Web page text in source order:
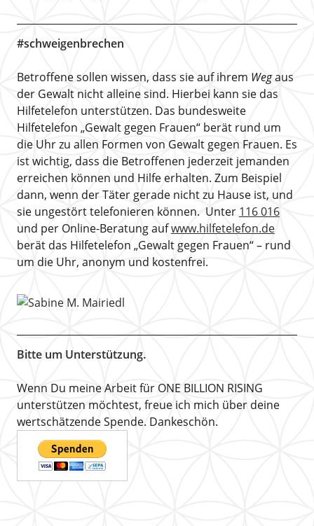
#schweigenbrechen
Betroffene sollen wissen, dass sie auf ihrem Wegaus
der Gewalt nicht alleine sind. Hierbei kann sie das
Hilfetelefon unterstützen. Das bundesweite
Hilfetelefon „Gewalt gegen Frauen“ berät rund um
die Uhr zu allen Formen von Gewalt gegen Frauen. Es
ist wichtig, dass die Betroffenen jederzeit jemanden
erreichen können und Hilfe erhalten. Zum Beispiel
dann, wenn der Täter gerade nicht zu Hause ist, und
sie ungestört telefonieren können. Unter 116 016
und per Online-Beratung aufwww.hilfetelefon.de
berät das Hilfetelefon „Gewalt gegen Frauen“ – rund
um die Uhr, anonym und kostenfrei.
Bitte um Unterstützung.
Wenn Du meine Arbeit für ONE BILLION RISING
unterstützen möchtest, freue ich mich über deine
wertschätzende Spende. Dankeschön.